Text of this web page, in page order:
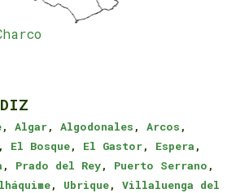
, Algar, Algodonales , Arcos ,
, El Bosque, El Gastor, Espera ,
, Prado del Rey, Puerto Serrano ,
, Ubrique, Villaluenga del